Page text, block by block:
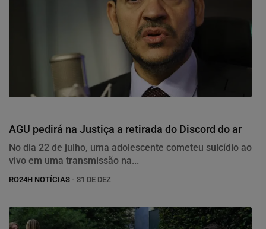
AGU pedirá na Justiça a retirada do Discord do ar
No dia 22 de julho, uma adolescente cometeu suicídio ao
vivo em uma transmissão na...
RO24H NOTÍCIAS - 31 DE DEZ